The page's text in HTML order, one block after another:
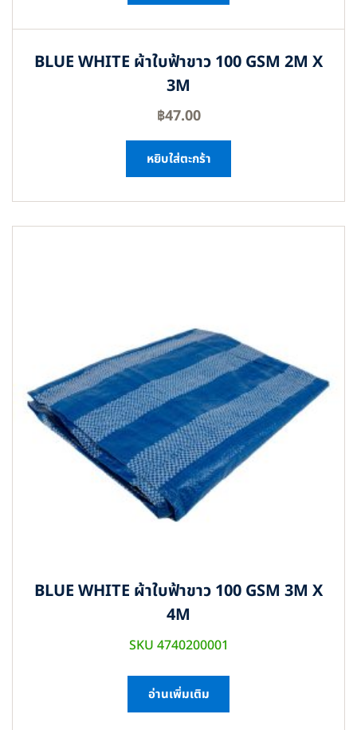
BLUE WHITE ผ้าใบฟ้าขาว 100 GSM 2M X
3M
฿47.00
หยิบใส่ตะกร้า
BLUE WHITE ผ้าใบฟ้าขาว 100 GSM 3M X
4M
SKU 4740200001
อ่านเพิ่มเติม